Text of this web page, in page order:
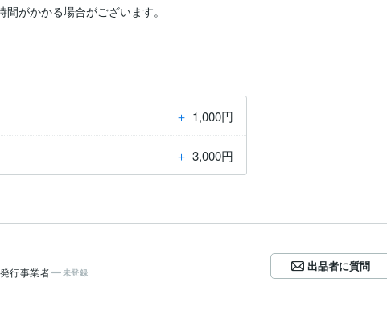
がかかる場合がございます。
＋ 1,000円
＋ 3,000円
行事業者 未登録 出品者に質問